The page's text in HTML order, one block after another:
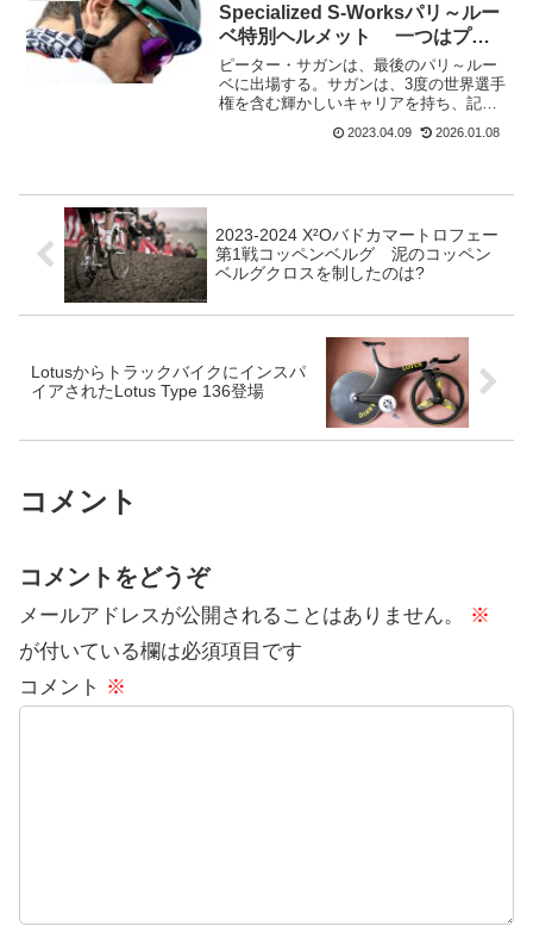
Specialized S-Worksパリ～ルー
ベ特別ヘルメット 一つはプレ
ゼントに
ピーター・サガンは、最後のパリ～ルー
ベに出場する。サガンは、3度の世界選手
権を含む輝かしいキャリアを持ち、記憶
に残る特別な瞬間がたくさんある。
Specializedは、サガンのために5つの特
2023.04.09 2026.01.08
2023-2024 X²Oバドカマートロフェー
第1戦コッペンベルグ 泥のコッペン
ベルグクロスを制したのは?
Lotusからトラックバイクにインスパ
イアされたLotus Type 136登場
コメント
コメントをどうぞ
メールアドレスが公開されることはありません。
※
が付いている欄は必須項目です
コメント ※